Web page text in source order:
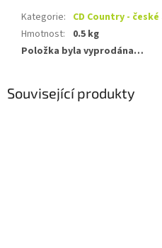
Kategorie: CD Country -
Hmotnost:
0.5 kg
Položka byla vyprodána…
Související produkty